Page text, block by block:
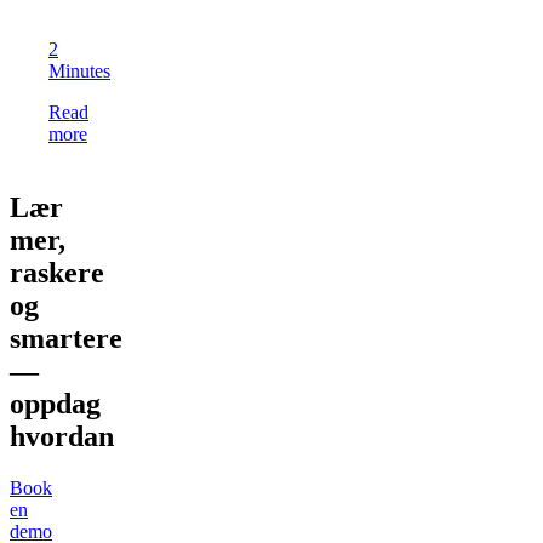
2
Minutes
Read
more
Lær
mer,
raskere
og
smartere
—
oppdag
hvordan
Book
en
demo